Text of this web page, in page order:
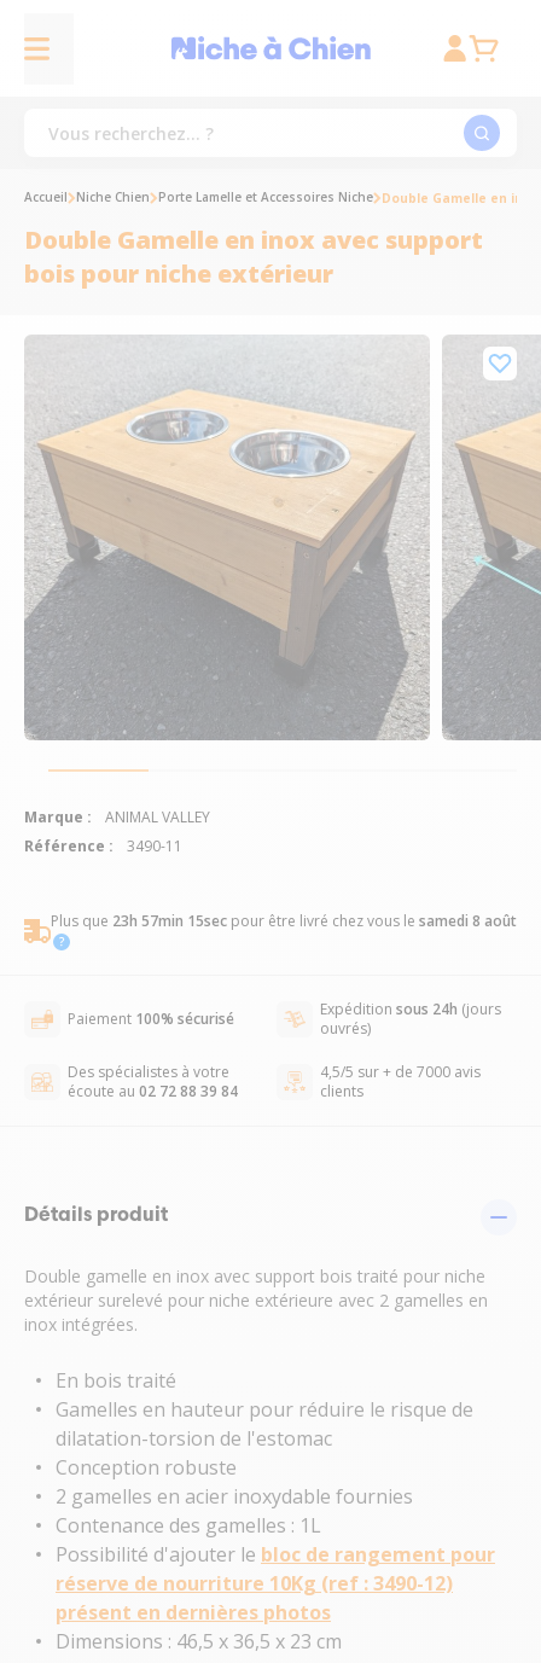
Plus que 23h 57min 14sec pour être livré chez vous le samedi 8 août
Paiement 100% sécurisé Expédition sous 24h (jours
ouvrés)
Des spécialistes à votre
écoute au 02 72 88 39 84
4,5/5 sur + de 7000 avis
clients
Détails produit
Double gamelle en inox avec support bois traité pour niche
extérieur surelevé pour niche extérieure avec 2 gamelles en
inox intégrées.
En bois traité
Gamelles en hauteur pour réduire le risque de
dilatation-torsion de l'estomac
Conception robuste
2 gamelles en acier inoxydable fournies
Contenance des gamelles : 1L
Possibilité d'ajouter le bloc de rangement pour
réserve de nourriture 10Kg (ref : 3490-12)
présent en dernières photos
Dimensions : 46,5 x 36,5 x 23 cm
Accueil Niche Chien Porte Lamelle et Accessoires Niche Double Gamelle en
Double Gamelle en inox avec support
bois pour niche extérieur
Marque :
ANIMAL VALLEY
Référence :
3490-11